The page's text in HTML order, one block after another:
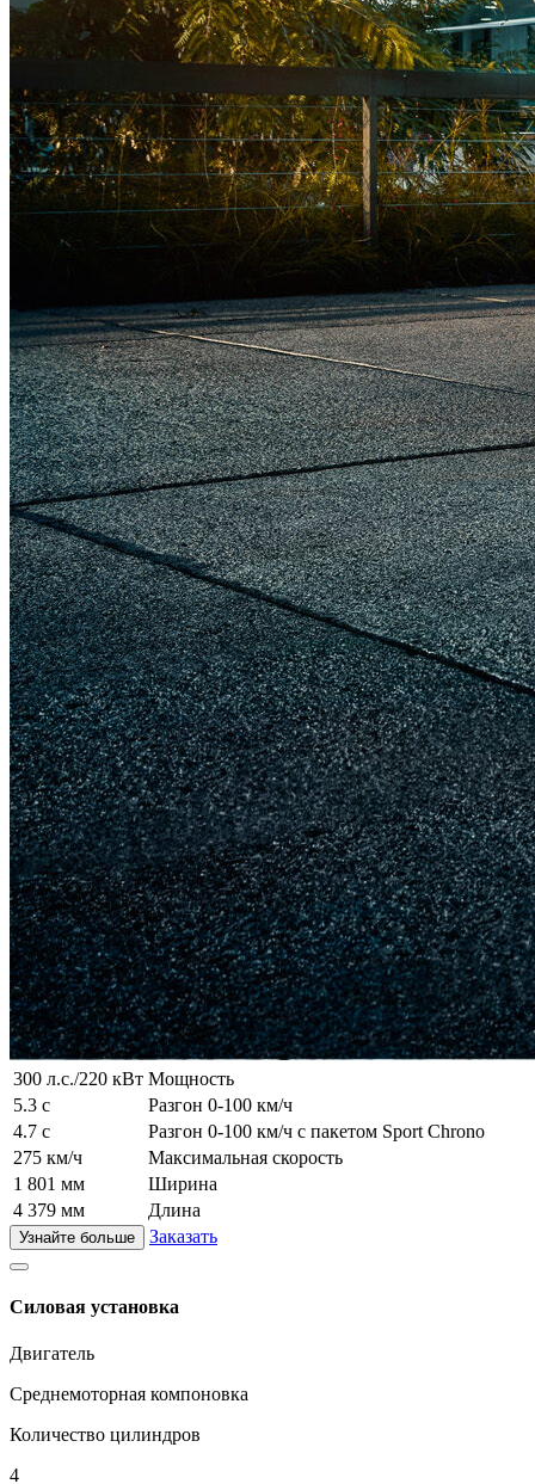
300 л.с./220 кВт Мощность
5.3 с
Разгон 0-100 км/ч
4.7 с
Разгон 0-100 км/ч с пакетом Sport Chrono
275 км/ч
Максимальная скорость
1 801 мм
Ширина
4 379 мм
Длина
Узнайте больше Заказать
Силовая установка
Двигатель
Среднемоторная компоновка
Количество цилиндров
4